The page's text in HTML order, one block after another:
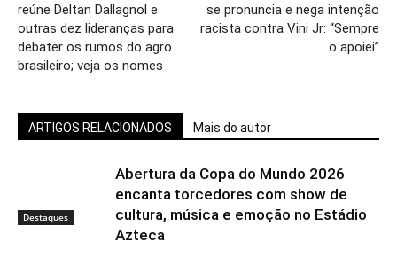
reúne Deltan Dallagnol e
outras dez lideranças para
debater os rumos do agro
brasileiro; veja os nomes
se pronuncia e nega intenção
racista contra Vini Jr: “Sempre
o apoiei”
ARTIGOS RELACIONADOS Mais do autor
Destaques
Abertura da Copa do Mundo 2026
encanta torcedores com show de
cultura, música e emoção no Estádio
Azteca